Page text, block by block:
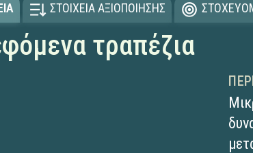
ΣΤΟΙΧΕΙΑ ΑΞΙΟΠΟΙΗΣΗΣ
τραπέζια